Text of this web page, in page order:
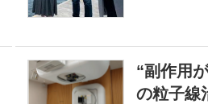
“副作用
の粒子